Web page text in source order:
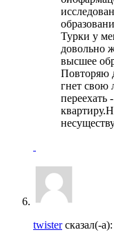
Турки у
довольно
высшее
Повторяю
гнет свою
переехать
twisterсказал(-а):